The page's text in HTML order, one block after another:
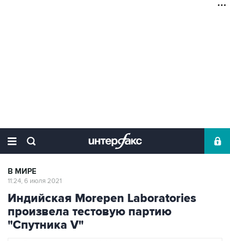
В МИРЕ
11:24, 6 июля 2021
Индийская Morepen Laboratories
произвела тестовую партию
"Спутника V"